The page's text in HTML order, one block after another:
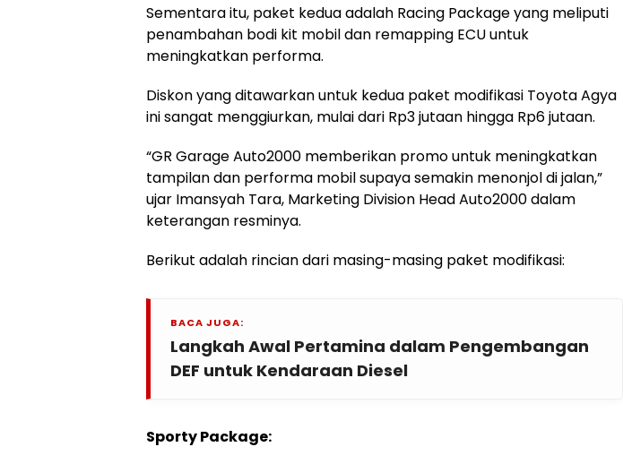
Sementara itu, paket kedua adalah Racing Package yang meliputi
penambahan bodi kit mobil dan remapping ECU untuk
meningkatkan performa.
Diskon yang ditawarkan untuk kedua paket modifikasi Toyota Agya
ini sangat menggiurkan, mulai dari Rp3 jutaan hingga Rp6 jutaan.
“GR Garage Auto2000 memberikan promo untuk meningkatkan
tampilan dan performa mobil supaya semakin menonjol di jalan,”
ujar Imansyah Tara, Marketing Division Head Auto2000 dalam
keterangan resminya.
Berikut adalah rincian dari masing-masing paket modifikasi:
BACA JUGA:
Langkah Awal Pertamina dalam Pengembangan
DEF untuk Kendaraan Diesel
Sporty Package: